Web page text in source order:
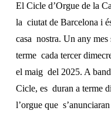
El Cicle d’Orgue de la
la ciutat de Barcelona i
casa nostra. Un any mes
terme cada tercer
el maig del 2025. A
Cicle, es duran a terme
l’orgue que